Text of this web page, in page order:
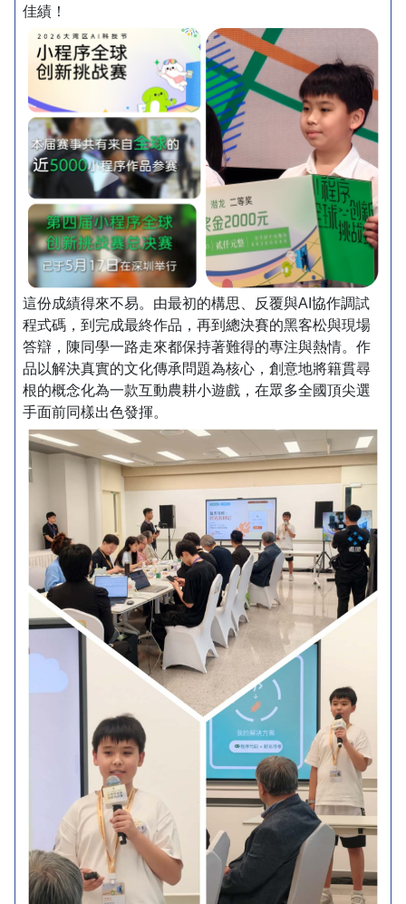
佳績！
這份成績得來不易。由最初的構思、反覆與AI協作調試
程式碼，到完成最終作品，再到總決賽的黑客松與現場
答辯，陳同學一路走來都保持著難得的專注與熱情。作
品以解決真實的文化傳承問題為核心，創意地將籍貫尋
根的概念化為一款互動農耕小遊戲，在眾多全國頂尖選
手面前同樣出色發揮。